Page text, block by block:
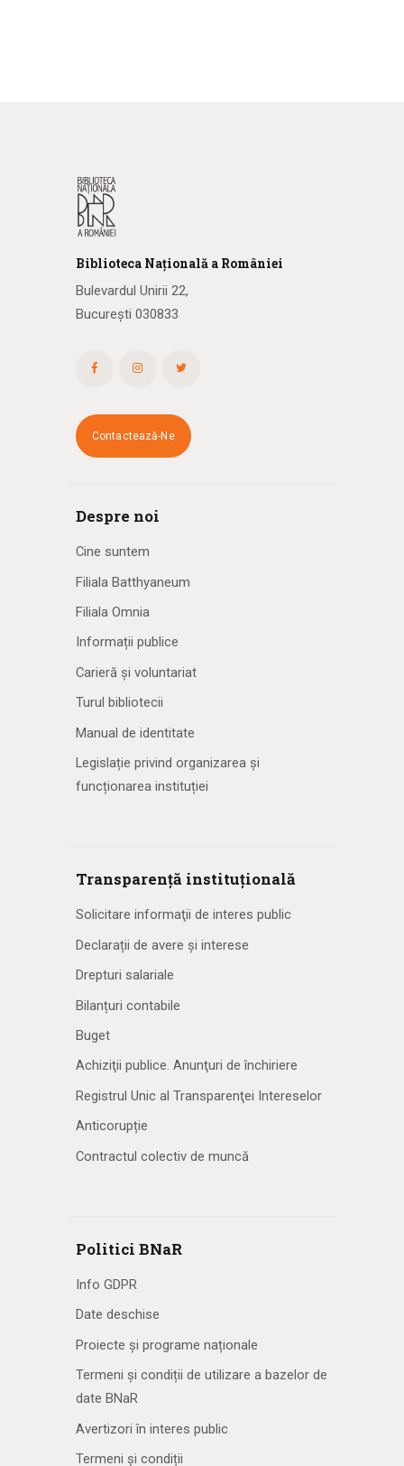
Biblioteca Națională a României
Bulevardul Unirii 22,
București 030833
Contactează-Ne
Despre noi
Cine suntem
Filiala Batthyaneum
Filiala Omnia
Informații publice
Carieră și voluntariat
Turul bibliotecii
Manual de identitate
Legislație privind organizarea și
funcționarea instituției
Transparență instituțională
Solicitare informaţii de interes public
Declarații de avere și interese
Drepturi salariale
Bilanțuri contabile
Buget
Achiziţii publice. Anunţuri de închiriere
Registrul Unic al Transparenţei Intereselor
Anticorupție
Contractul colectiv de muncă
Politici BNaR
Info GDPR
Date deschise
Proiecte și programe naționale
Termeni și condiții de utilizare a bazelor de
date BNaR
Avertizori în interes public
Termeni și condiții